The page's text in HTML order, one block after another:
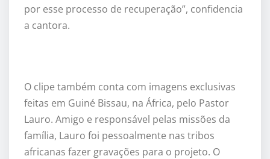
por esse processo de recuperação”, confidencia
a cantora.
O clipe também conta com imagens exclusivas
feitas em Guiné Bissau, na África, pelo Pastor
Lauro. Amigo e responsável pelas missões da
família, Lauro foi pessoalmente nas tribos
africanas fazer gravações para o projeto. O